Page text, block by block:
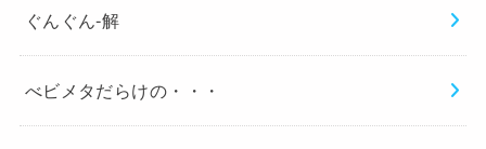
ぐんぐん-解
べビメタだらけの・・・